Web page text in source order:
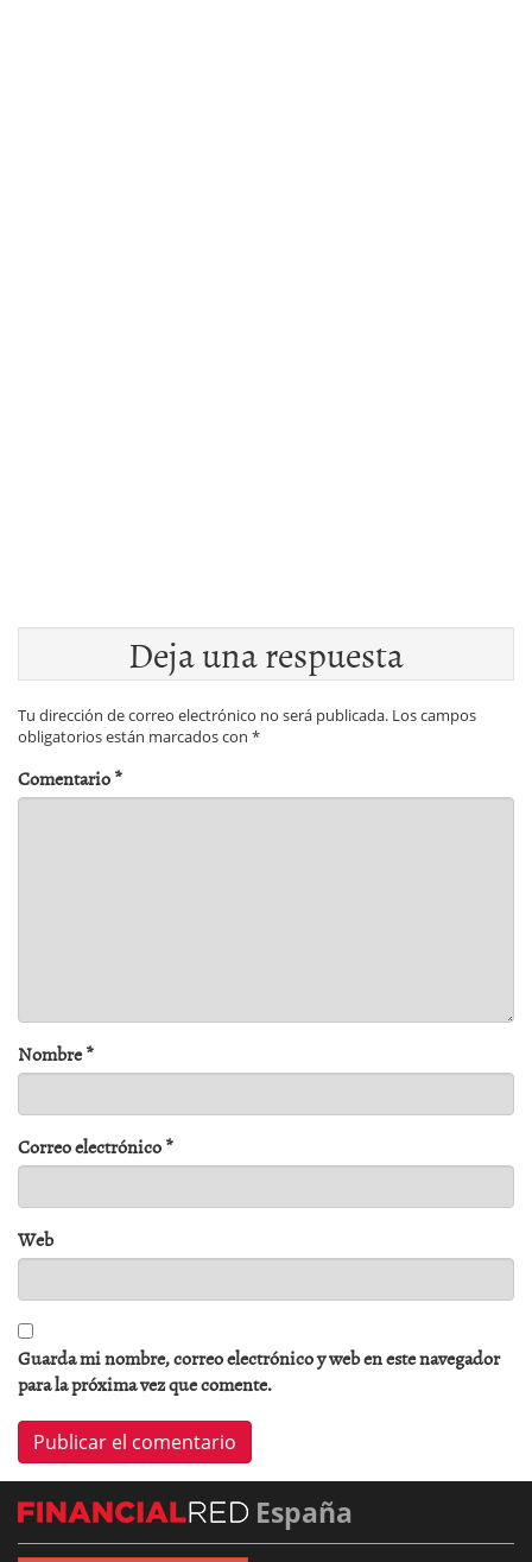
Deja una respuesta
Tu dirección de correo electrónico no será publicada. Los campos
obligatorios están marcados con *
Comentario*
Nombre*
Correo electrónico*
Web
Guarda mi nombre, correo electrónico y web en este navegador
para la próxima vez que comente.
España